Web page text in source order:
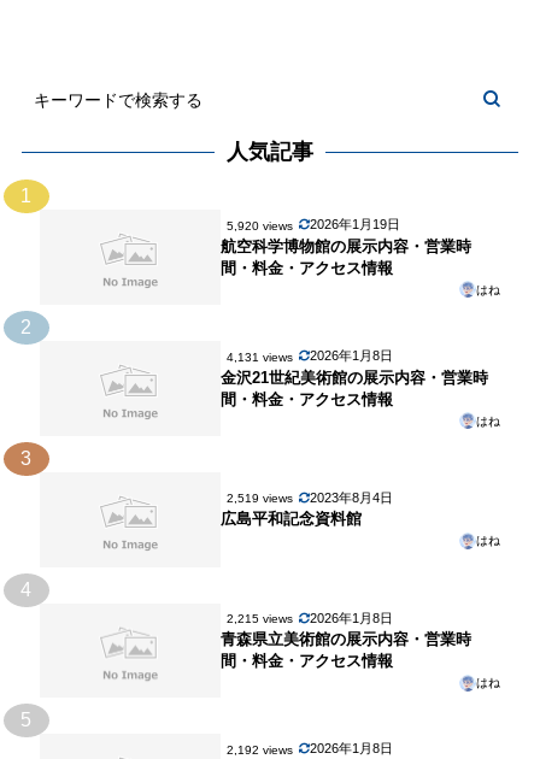
人気記事
1
5,920 views 2026年1月19日
航空科学博物館の展示内容・営業時
間・料金・アクセス情報
はね
2
4,131 views 2026年1月8日
金沢21世紀美術館の展示内容・営業時
間・料金・アクセス情報
はね
3
2,519 views 2023年8月4日
広島平和記念資料館
はね
4
2,215 views 2026年1月8日
青森県立美術館の展示内容・営業時
間・料金・アクセス情報
はね
5
2,192 views 2026年1月8日